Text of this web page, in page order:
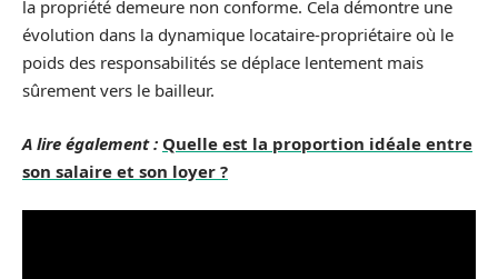
la propriété demeure non conforme. Cela démontre une
évolution dans la dynamique locataire-propriétaire où le
poids des responsabilités se déplace lentement mais
sûrement vers le bailleur.
A lire également : Quelle est la proportion idéale entre
son salaire et son loyer ?